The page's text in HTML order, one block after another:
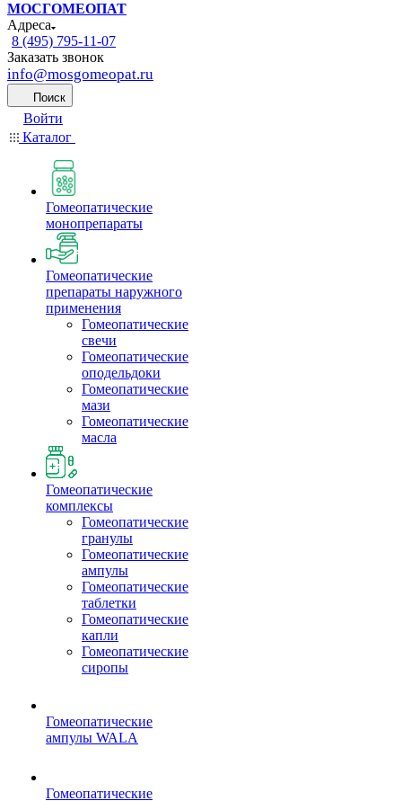
МОСГОМЕОПАТ
Адреса
8 (495) 795-11-07
Заказать звонок
info@mosgomeopat.ru
Поиск
Войти
Каталог
Гомеопатические
монопрепараты
Гомеопатические
препараты наружного
применения
Гомеопатические
свечи
Гомеопатические
оподельдоки
Гомеопатические
мази
Гомеопатические
масла
Гомеопатические
комплексы
Гомеопатические
гранулы
Гомеопатические
ампулы
Гомеопатические
таблетки
Гомеопатические
капли
Гомеопатические
сиропы
Гомеопатические
ампулы WALA
Гомеопатические